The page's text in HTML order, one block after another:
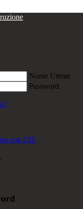
Nome Utente
Password
con CIE